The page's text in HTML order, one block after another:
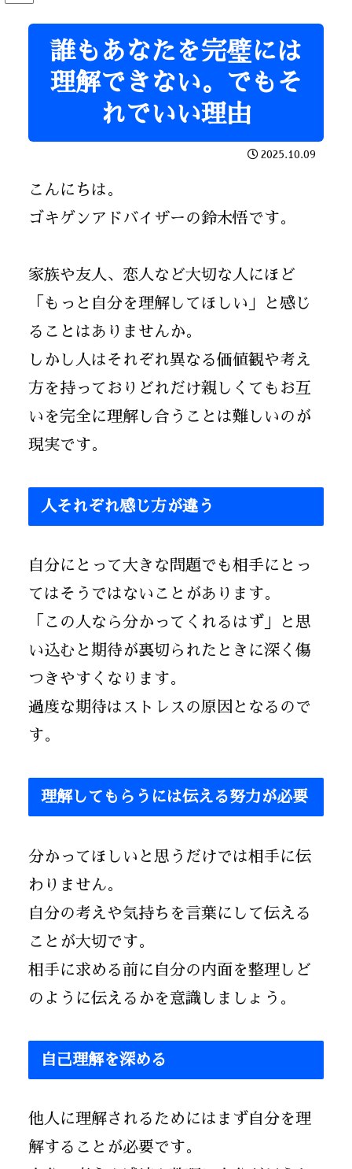
誰もあなたを完璧には
理解できない。でもそ
れでいい理由
2025.10.09
こんにちは。
ゴキゲンアドバイザーの鈴木悟です。
家族や友人、恋人など大切な人にほど
「もっと自分を理解してほしい」と感じ
ることはありませんか。
しかし人はそれぞれ異なる価値観や考え
方を持っておりどれだけ親しくてもお互
いを完全に理解し合うことは難しいのが
現実です。
人それぞれ感じ方が違う
自分にとって大きな問題でも相手にとっ
てはそうではないことがあります。
「この人なら分かってくれるはず」と思
い込むと期待が裏切られたときに深く傷
つきやすくなります。
過度な期待はストレスの原因となるので
す。
理解してもらうには伝える努力が必要
分かってほしいと思うだけでは相手に伝
わりません。
自分の考えや気持ちを言葉にして伝える
ことが大切です。
相手に求める前に自分の内面を整理しど
のように伝えるかを意識しましょう。
自己理解を深める
他人に理解されるためにはまず自分を理
解することが必要です。